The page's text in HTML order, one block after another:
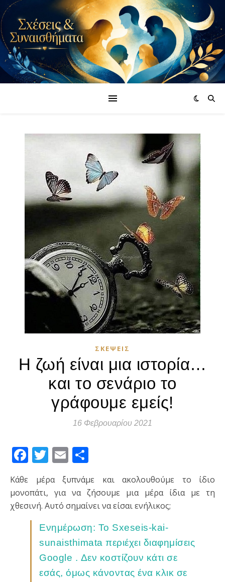
ΣΚΈΨΕΙΣ
Η ζωή είναι μια ιστορία…
και το σενάριο το
γράφουμε εμείς!
16 Φεβρουαρίου 2021
Facebook
Twitter
Email
Κάθε μέρα ξυπνάμε και ακολουθούμε το ίδιο
μονοπάτι, για να ζήσουμε μια μέρα ίδια με τη
χθεσινή. Αυτό σημαίνει να είσαι ενήλικος;
Ενημέρωση: Το Sxeseis-kai-
sunaisthimata περιέχει διαφημίσεις
Google . Δεν κοστίζουν κάτι σε
εσάς, όμως κάνοντας ένα κλικ σε